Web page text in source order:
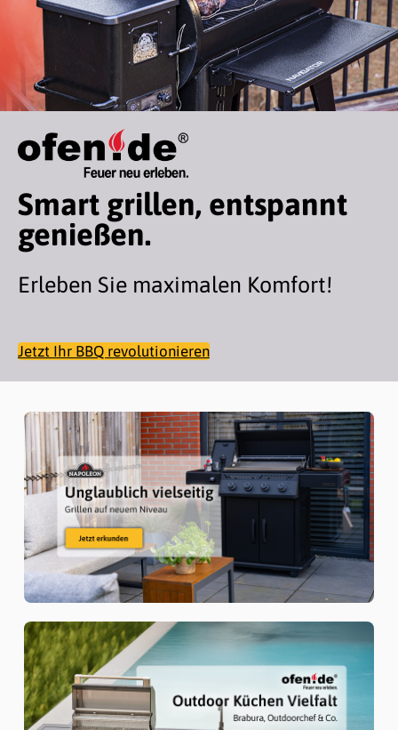
Smart grillen, entspannt
genießen.
Erleben Sie maximalen Komfort!
Jetzt Ihr BBQ revolutionieren